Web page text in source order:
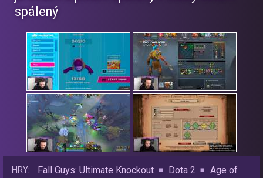
spálený
HRY: Fall Guys: Ultimate Knockout Dota 2
Age of